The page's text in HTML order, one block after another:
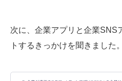
次に、企業アプリと企業SNS
トするきっかけを聞きました。